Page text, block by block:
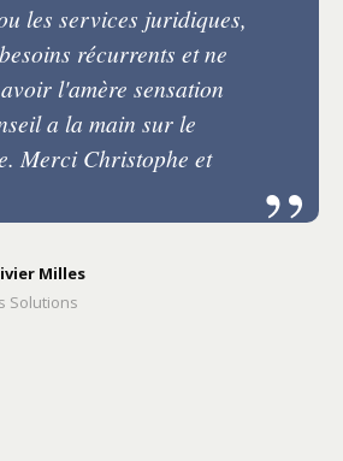
les services juridiques,
récurrents et ne
l'amère sensation
a la main sur le
Merci Christophe et
Milles
Solutions